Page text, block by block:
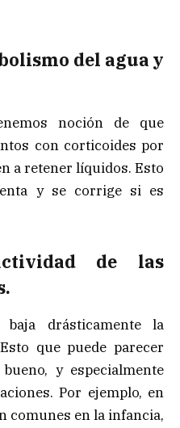
del agua y
noción de que
con corticoides por
a retener líquidos. Esto
y se corrige si es
de las
drásticamente la
que puede parecer
y especialmente
Por ejemplo, en
comunes en la infancia,